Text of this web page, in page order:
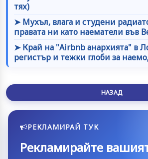
тях)
➤ Мухъл, влага и студени
правата ни като наематели във
➤ Край на "Airbnb анархията" в
регистър и тежки глоби за
НАЗАД
РЕКЛАМИРАЙ ТУК
Рекламирайте